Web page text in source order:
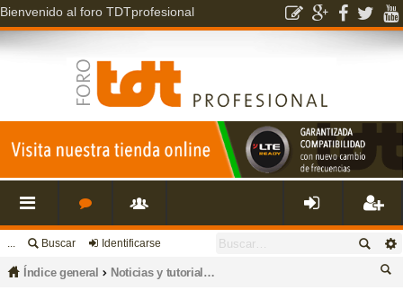
Bienvenido al foro TDTprofesional
nl s eg
... Buscar Identificarse
Índice general
Noticias y tutoriales en nuestro canal de Youtube y Blog